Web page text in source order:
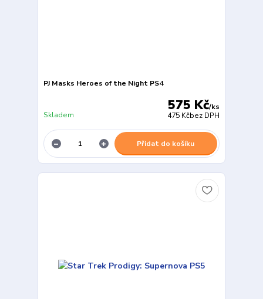
PJ Masks Heroes of the Night PS4
575 Kč/ks
475 Kčbez DPH
Skladem
Přidat do košíku